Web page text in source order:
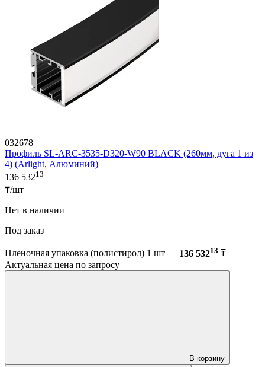
032678
Профиль SL-ARC-3535-D320-W90 BLACK (260мм, дуга 1 из
4) (Arlight, Алюминий)
136 53213
₸/шт
Нет в наличии
Под заказ
Пленочная упаковка (полистирол) 1 шт — 136 53213 ₸
Актуальная цена по запросу
В корзину